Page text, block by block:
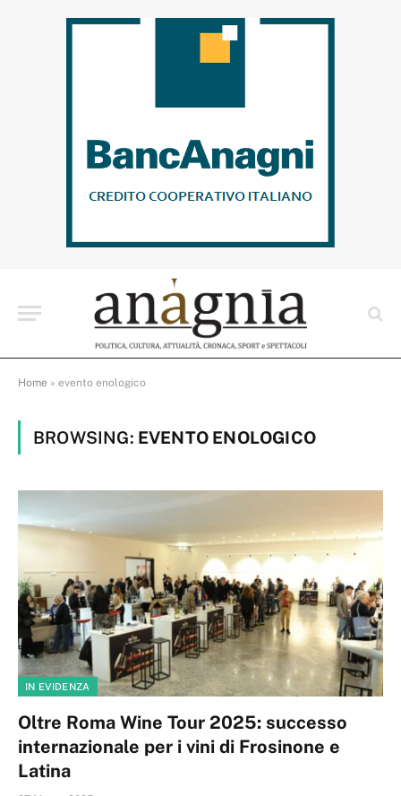
Home » evento enologico
BROWSING: EVENTO ENOLOGICO
IN EVIDENZA
Oltre Roma Wine Tour 2025: successo
internazionale per i vini di Frosinone e
Latina